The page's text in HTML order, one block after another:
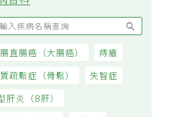
百科